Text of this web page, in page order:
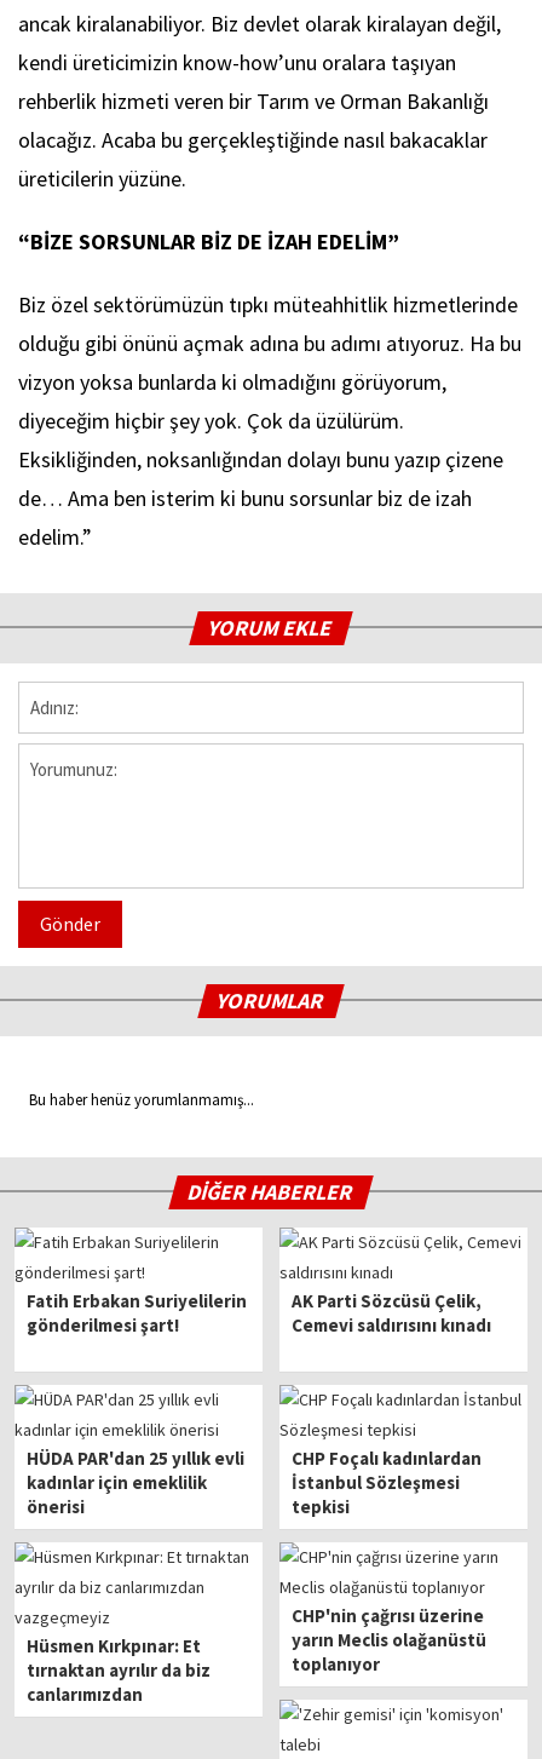
ancak kiralanabiliyor. Biz devlet olarak kiralayan değil,
kendi üreticimizin know-how’unu oralara taşıyan
rehberlik hizmeti veren bir Tarım ve Orman Bakanlığı
olacağız. Acaba bu gerçekleştiğinde nasıl bakacaklar
üreticilerin yüzüne.
“BİZE SORSUNLAR BİZ DE İZAH EDELİM”
Biz özel sektörümüzün tıpkı müteahhitlik hizmetlerinde
olduğu gibi önünü açmak adına bu adımı atıyoruz. Ha bu
vizyon yoksa bunlarda ki olmadığını görüyorum,
diyeceğim hiçbir şey yok. Çok da üzülürüm.
Eksikliğinden, noksanlığından dolayı bunu yazıp çizene
de… Ama ben isterim ki bunu sorsunlar biz de izah
edelim.”
YORUM EKLE
Gönder
YORUMLAR
Bu haber henüz yorumlanmamış...
DİĞER HABERLER
Fatih Erbakan Suriyelilerin
gönderilmesi şart!
AK Parti Sözcüsü Çelik,
Cemevi saldırısını kınadı
HÜDA PAR'dan 25 yıllık evli
kadınlar için emeklilik
önerisi
CHP Foçalı kadınlardan
İstanbul Sözleşmesi
tepkisi
Hüsmen Kırkpınar: Et
tırnaktan ayrılır da biz
canlarımızdan
vazgeçmeyiz
CHP'nin çağrısı üzerine
yarın Meclis olağanüstü
toplanıyor